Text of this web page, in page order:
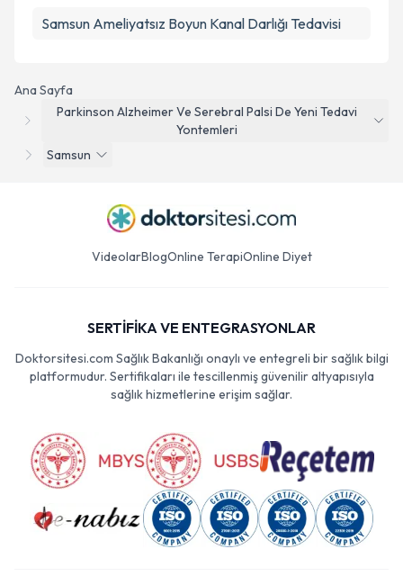
Ana Sayfa
Parkinson Alzheimer Ve Serebral Palsi De Yeni Tedavi
Yontemleri
Samsun
Samsun Ameliyatsız Boyun Kanal Darlığı Tedavisi
VideolarBlogOnline TerapiOnline Diyet
SERTİFİKA VE ENTEGRASYONLAR
Doktorsitesi.com Sağlık Bakanlığı onaylı ve entegreli bir sağlık bilgi
platformudur. Sertifikaları ile tescillenmiş güvenilir altyapısıyla
sağlık hizmetlerine erişim sağlar.